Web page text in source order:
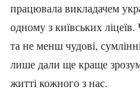
працювала викладачем
одному з київських
та не менш чудові,
лише дали ще краще
житті кожного з нас.